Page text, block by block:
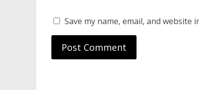
Save my name, email, and